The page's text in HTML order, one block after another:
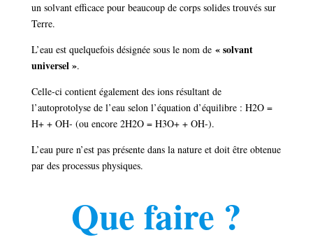
un solvant efficace pour beaucoup de corps solides trouvés sur
Terre.
L’eau est quelquefois désignée sous le nom de « solvant
universel ».
Celle-ci contient également des ions résultant de
l’autoprotolyse de l’eau selon l’équation d’équilibre : H2O =
H+ + OH- (ou encore 2H2O = H3O+ + OH-).
L’eau pure n’est pas présente dans la nature et doit être obtenue
par des processus physiques.
Que faire ?